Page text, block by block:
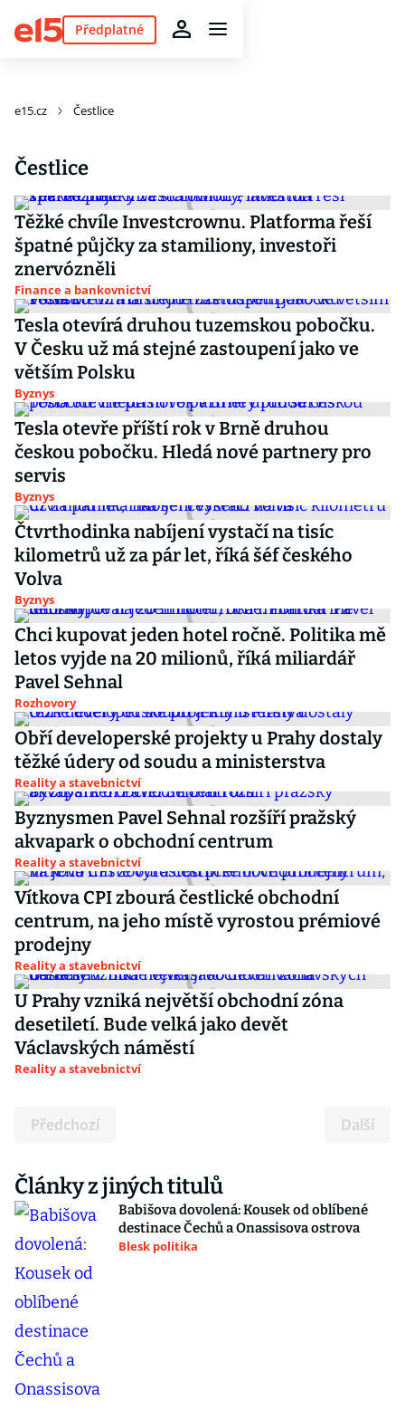
Předplatné
e15.cz Čestlice
Čestlice
Těžké chvíle Investcrownu. Platforma řeší
špatné půjčky za stamiliony, investoři
znervózněli
Finance a bankovnictví
Tesla otevírá druhou tuzemskou pobočku.
V Česku už má stejné zastoupení jako ve
větším Polsku
Byznys
Tesla otevře příští rok v Brně druhou
českou pobočku. Hledá nové partnery pro
servis
Byznys
Čtvrthodinka nabíjení vystačí na tisíc
kilometrů už za pár let, říká šéf českého
Volva
Byznys
Chci kupovat jeden hotel ročně. Politika mě
letos vyjde na 20 milionů, říká miliardář
Pavel Sehnal
Rozhovory
Obří developerské projekty u Prahy dostaly
těžké údery od soudu a ministerstva
Reality a stavebnictví
Byznysmen Pavel Sehnal rozšíří pražský
akvapark o obchodní centrum
Reality a stavebnictví
Vítkova CPI zbourá čestlické obchodní
centrum, na jeho místě vyrostou prémiové
prodejny
Reality a stavebnictví
U Prahy vzniká největší obchodní zóna
desetiletí. Bude velká jako devět
Václavských náměstí
Reality a stavebnictví
Předchozí Další
Články z jiných titulů
Babišova dovolená: Kousek od oblíbené
destinace Čechů a Onassisova ostrova
Blesk politika